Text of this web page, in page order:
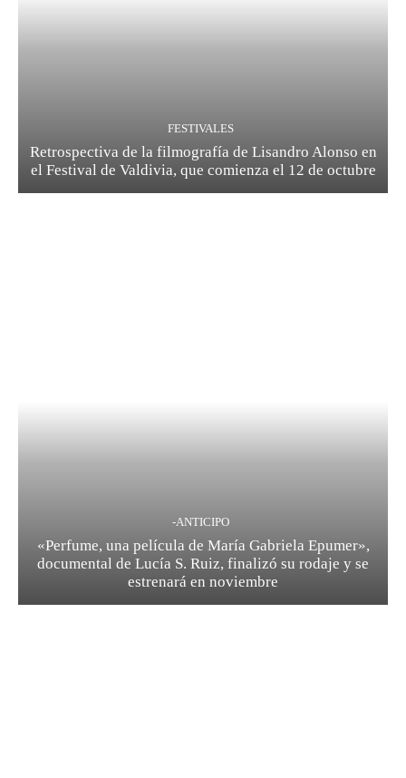
FESTIVALES
Retrospectiva de la filmografía de Lisandro Alonso en
el Festival de Valdivia, que comienza el 12 de octubre
-ANTICIPO
«Perfume, una película de María Gabriela Epumer»,
documental de Lucía S. Ruiz, finalizó su rodaje y se
estrenará en noviembre